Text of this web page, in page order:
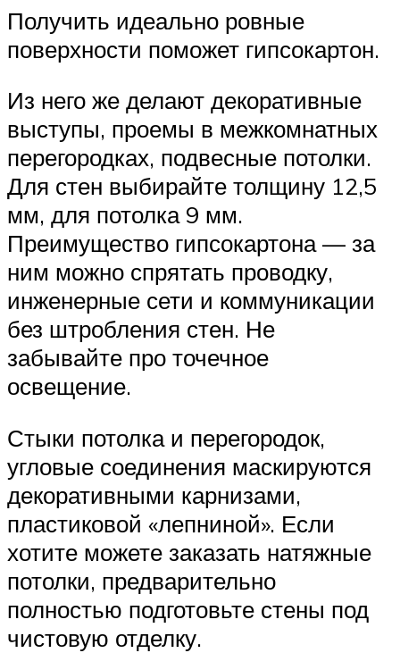
Получить идеально ровные
поверхности поможет гипсокартон.
Из него же делают декоративные
выступы, проемы в межкомнатных
перегородках, подвесные потолки.
Для стен выбирайте толщину 12,5
мм, для потолка 9 мм.
Преимущество гипсокартона — за
ним можно спрятать проводку,
инженерные сети и коммуникации
без штробления стен. Не
забывайте про точечное
освещение.
Стыки потолка и перегородок,
угловые соединения маскируются
декоративными карнизами,
пластиковой «лепниной». Если
хотите можете заказать натяжные
потолки, предварительно
полностью подготовьте стены под
чистовую отделку.